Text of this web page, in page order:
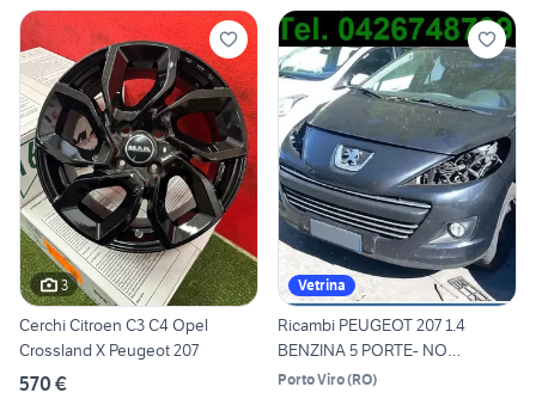
3
Cerchi Citroen C3 C4 Opel
Crossland X Peugeot 207
570 €
Vetrina
Ricambi PEUGEOT 207 1.4
BENZINA 5 PORTE- NO
MOTORE
Porto Viro(RO)